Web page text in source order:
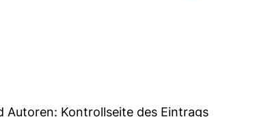
Autoren: Kontrollseite des Eintrags